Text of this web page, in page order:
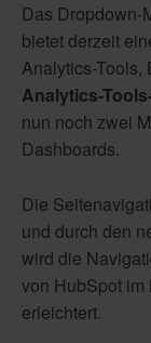
Das Dropdown-
bietet derzeit
Analytics-Tools,
Analytics-
nun noch zwei
Dashboards.
Die
und durch den
wird die
von HubSpot im
erleichtert.